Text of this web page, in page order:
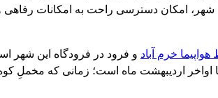
فوق‌العاده به شهر، امکان دسترسی راحت به امکانات
هواپیما خرم آباد و فرود در فرودگاه این شهر
تا اواخر اردیبهشت ماه است؛ زمانی که مخملِ